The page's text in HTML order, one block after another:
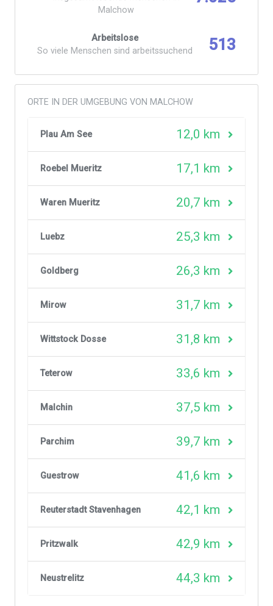
Malchow
Arbeitslose
So viele Menschen sind arbeitssuchend
513
ORTE IN DER UMGEBUNG VON MALCHOW
Plau Am See 12,0 km
Roebel Mueritz 17,1 km
Waren Mueritz 20,7 km
Luebz 25,3 km
Goldberg 26,3 km
Mirow 31,7 km
Wittstock Dosse 31,8 km
Teterow 33,6 km
Malchin 37,5 km
Parchim 39,7 km
Guestrow 41,6 km
Reuterstadt Stavenhagen 42,1 km
Pritzwalk 42,9 km
Neustrelitz 44,3 km